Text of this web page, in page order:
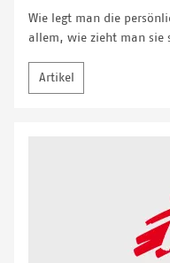
Wie legt man die
allem, wie zieht man sie
Artikel